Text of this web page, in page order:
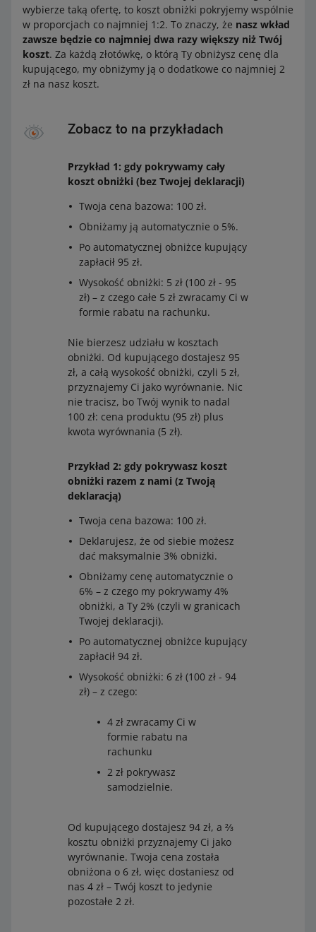
wybierze taką ofertę, to koszt obniżki pokryjemy wspólnie
w proporcjach co najmniej 1:2. To znaczy, że nasz wkład
zawsze będzie co najmniej dwa razy większy niż Twój
koszt. Za każdą złotówkę, o którą Ty obniżysz cenę dla
kupującego, my obniżymy ją o dodatkowe co najmniej 2
zł na nasz koszt.
Zobacz to na przykładach
Przykład 1: gdy pokrywamy cały
koszt obniżki (bez Twojej deklaracji)
Twoja cena bazowa: 100 zł.
Obniżamy ją automatycznie o 5%.
Po automatycznej obniżce kupujący
zapłacił 95 zł.
Wysokość obniżki: 5 zł (100 zł - 95
zł) – z czego całe 5 zł zwracamy Ci w
formie rabatu na rachunku.
Nie bierzesz udziału w kosztach
obniżki. Od kupującego dostajesz 95
zł, a całą wysokość obniżki, czyli 5 zł,
przyznajemy Ci jako wyrównanie. Nic
nie tracisz, bo Twój wynik to nadal
100 zł: cena produktu (95 zł) plus
kwota wyrównania (5 zł).
Przykład 2: gdy pokrywasz koszt
obniżki razem z nami (z Twoją
deklaracją)
Twoja cena bazowa: 100 zł.
Deklarujesz, że od siebie możesz
dać maksymalnie 3% obniżki.
Obniżamy cenę automatycznie o
6% – z czego my pokrywamy 4%
obniżki, a Ty 2% (czyli w granicach
Twojej deklaracji).
Po automatycznej obniżce kupujący
zapłacił 94 zł.
Wysokość obniżki: 6 zł (100 zł - 94
zł) – z czego:
4 zł zwracamy Ci w
formie rabatu na
rachunku
2 zł pokrywasz
samodzielnie.
Od kupującego dostajesz 94 zł, a ⅔
kosztu obniżki przyznajemy Ci jako
wyrównanie. Twoja cena została
obniżona o 6 zł, więc dostaniesz od
nas 4 zł – Twój koszt to jedynie
pozostałe 2 zł.